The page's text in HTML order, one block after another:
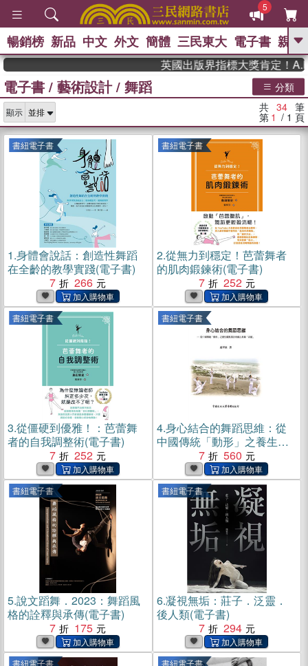
5
GO
熱搜： 高希均教授回憶錄
、 The Odyssey 、 父親節 、 如果歷
國際布克
獎 臺灣漫遊錄 、 方念華 、 台灣的李
登輝時代 、 數學女孩：黎曼猜想
偉大的迷走神經
暢銷榜 新品 中文 外文 簡體 三民東大 電子書 親子
英國出版界指標大獎肯定！A.F.
電子書 / 藝術設計/ 舞蹈 分類
顯示 共 34 筆
第 1 / 1 頁
書紐電子書
1.身體會說話：創造性舞蹈
在全齡的教學實踐(電子書)
7
266
書紐電子書
2.從無力到穩定！芭蕾舞者
的肌肉鍛鍊術(電子書)
7
252
書紐電子書
3.從僵硬到優雅！：芭蕾舞
者的自我調整術(電子書)
7
252
書紐電子書
4.身心結合的舞蹈思維：從
中國傳統「動形」之養生觀
點探討中國古典舞「身韻」
(電子書)
7 560
書紐電子書
5.說文蹈舞．2023：舞蹈風
格的詮釋與承傳(電子書)
7
175
書紐電子書
6.凝視無垢：莊子．泛靈．
後人類(電子書)
7
294
書紐電子書 書紐電子書